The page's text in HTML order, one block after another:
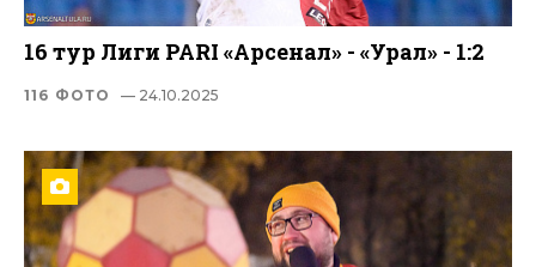
16 тур Лиги PARI «Арсенал» - «Урал» - 1:2
116 ФОТО — 24.10.2025